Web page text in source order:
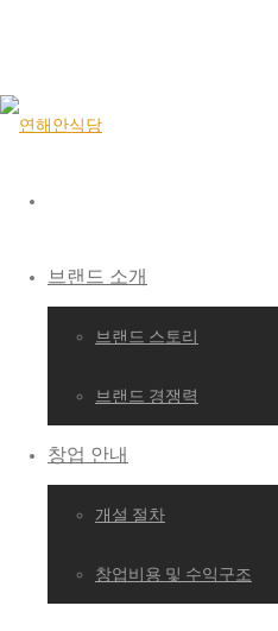
브랜드 소개
브랜드 스토리
브랜드 경쟁력
창업 안내
개설 절차
창업비용 및 수익구조